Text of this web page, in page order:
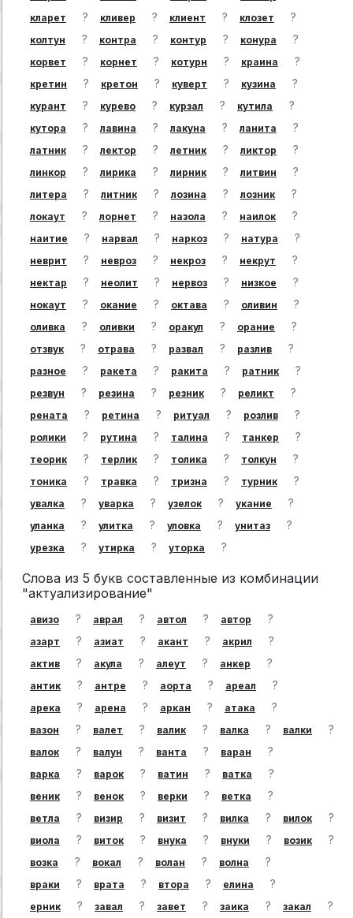
кларет ? кливер ? клиент ? клозет ?
колтун ? контра ? контур ? конура ?
корвет ? корнет ? котурн ? краина ?
кретин ? кретон ? куверт ? кузина ?
курант ? курево ? курзал ? кутила ?
кутора ? лавина ? лакуна ? ланита ?
латник ? лектор ? летник ? ликтор ?
линкор ? лирика ? лирник ? литвин ?
литера ? литник ? лозина ? лозник ?
локаут ? лорнет ? назола ? наилок ?
наитие ? нарвал ? наркоз ? натура ?
неврит ? невроз ? некроз ? некрут ?
нектар ? неолит ? нервоз ? низкое ?
нокаут ? окание ? октава ? оливин ?
оливка ? оливки ? оракул ? орание ?
отзвук ? отрава ? развал ? разлив ?
разное ? ракета ? ракита ? ратник ?
резвун ? резина ? резник ? реликт ?
рената ? ретина ? ритуал ? розлив ?
ролики ? рутина ? талина ? танкер ?
теорик ? терлик ? толика ? толкун ?
тоника ? травка ? тризна ? турник ?
увалка ? уварка ? узелок ? укание ?
уланка ? улитка ? уловка ? унитаз ?
урезка ? утирка ? уторка ?
Слова из 5 букв составленные из комбинации
"актуализирование"
авизо ? аврал ? автол ? автор ?
азарт ? азиат ? акант ? акрил ?
актив ? акула ? алеут ? анкер ?
антик ? антре ? аорта ? ареал ?
арека ? арена ? аркан ? атака ?
вазон ? валет ? валик ? валка ? валки ?
валок ? валун ? ванта ? варан ?
варка ? варок ? ватин ? ватка ?
веник ? венок ? верки ? ветка ?
ветла ? визир ? визит ? вилка ? вилок ?
виола ? виток ? внука ? внуки ? возик ?
возка ? вокал ? волан ? волна ?
враки ? врата ? втора ? елина ?
ерник ? завал ? завет ? заика ? закал ?